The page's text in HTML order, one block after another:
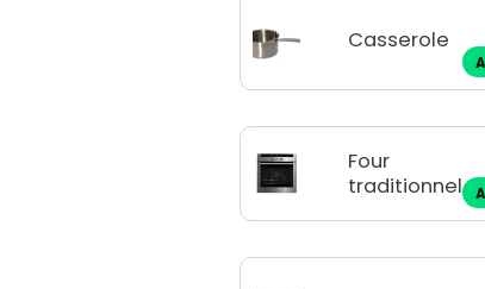
Casserole
Four
traditionnel